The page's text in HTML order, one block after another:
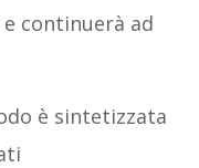
continuerà ad
è sintetizzata